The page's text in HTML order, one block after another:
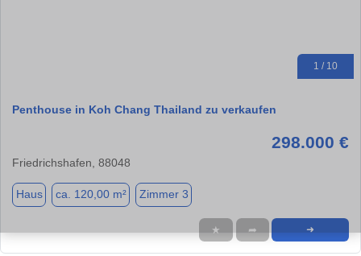
1 / 10
Penthouse in Koh Chang Thailand zu verkaufen
298.000 €
Friedrichshafen, 88048
Haus ca. 120,00 m² Zimmer 3
★ ➦ ➜